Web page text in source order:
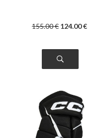
155.00€ 124.00€